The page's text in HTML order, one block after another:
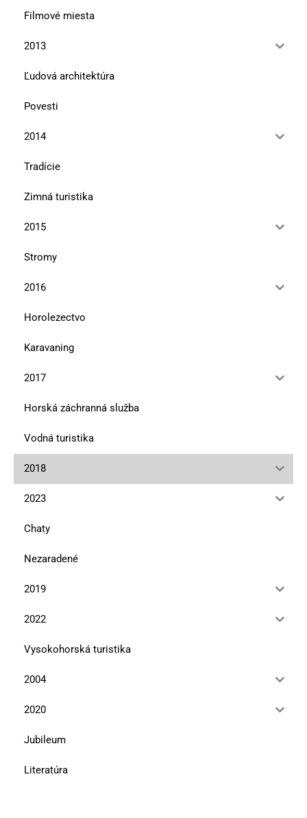
Filmové miesta
2013
Ľudová architektúra
Povesti
2014
Tradície
Zimná turistika
2015
Stromy
2016
Horolezectvo
Karavaning
2017
Horská záchranná služba
Vodná turistika
2018
2023
Chaty
Nezaradené
2019
2022
Vysokohorská turistika
2004
2020
Jubileum
Literatúra